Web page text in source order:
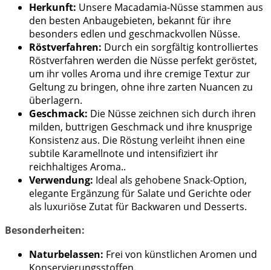
Herkunft: Unsere Macadamia-Nüsse stammen aus
den besten Anbaugebieten, bekannt für ihre
besonders edlen und geschmackvollen Nüsse.
Röstverfahren: Durch ein sorgfältig kontrolliertes
Röstverfahren werden die Nüsse perfekt geröstet,
um ihr volles Aroma und ihre cremige Textur zur
Geltung zu bringen, ohne ihre zarten Nuancen zu
überlagern.
Geschmack: Die Nüsse zeichnen sich durch ihren
milden, buttrigen Geschmack und ihre knusprige
Konsistenz aus. Die Röstung verleiht ihnen eine
subtile Karamellnote und intensifiziert ihr
reichhaltiges Aroma..
Verwendung: Ideal als gehobene Snack-Option,
elegante Ergänzung für Salate und Gerichte oder
als luxuriöse Zutat für Backwaren und Desserts.
Besonderheiten:
Naturbelassen: Frei von künstlichen Aromen und